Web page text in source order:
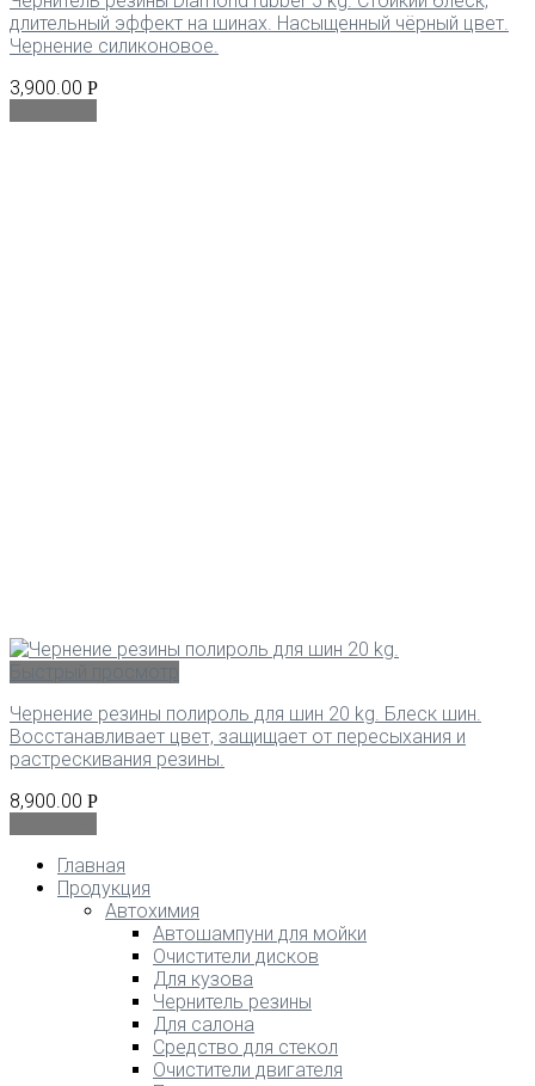
длительный эффект на шинах. Насыщенный чёрный цвет.
Чернение силиконовое.
3,900.00 Р
Чернение резины полироль для шин 20 kg. Блеск шин.
Восстанавливает цвет, защищает от пересыхания и
растрескивания резины.
8,900.00 Р
Главная
Продукция
Автохимия
Автошампуни для мойки
Очистители дисков
Для кузова
Чернитель резины
Для салона
Средство для стекол
Очистители двигателя